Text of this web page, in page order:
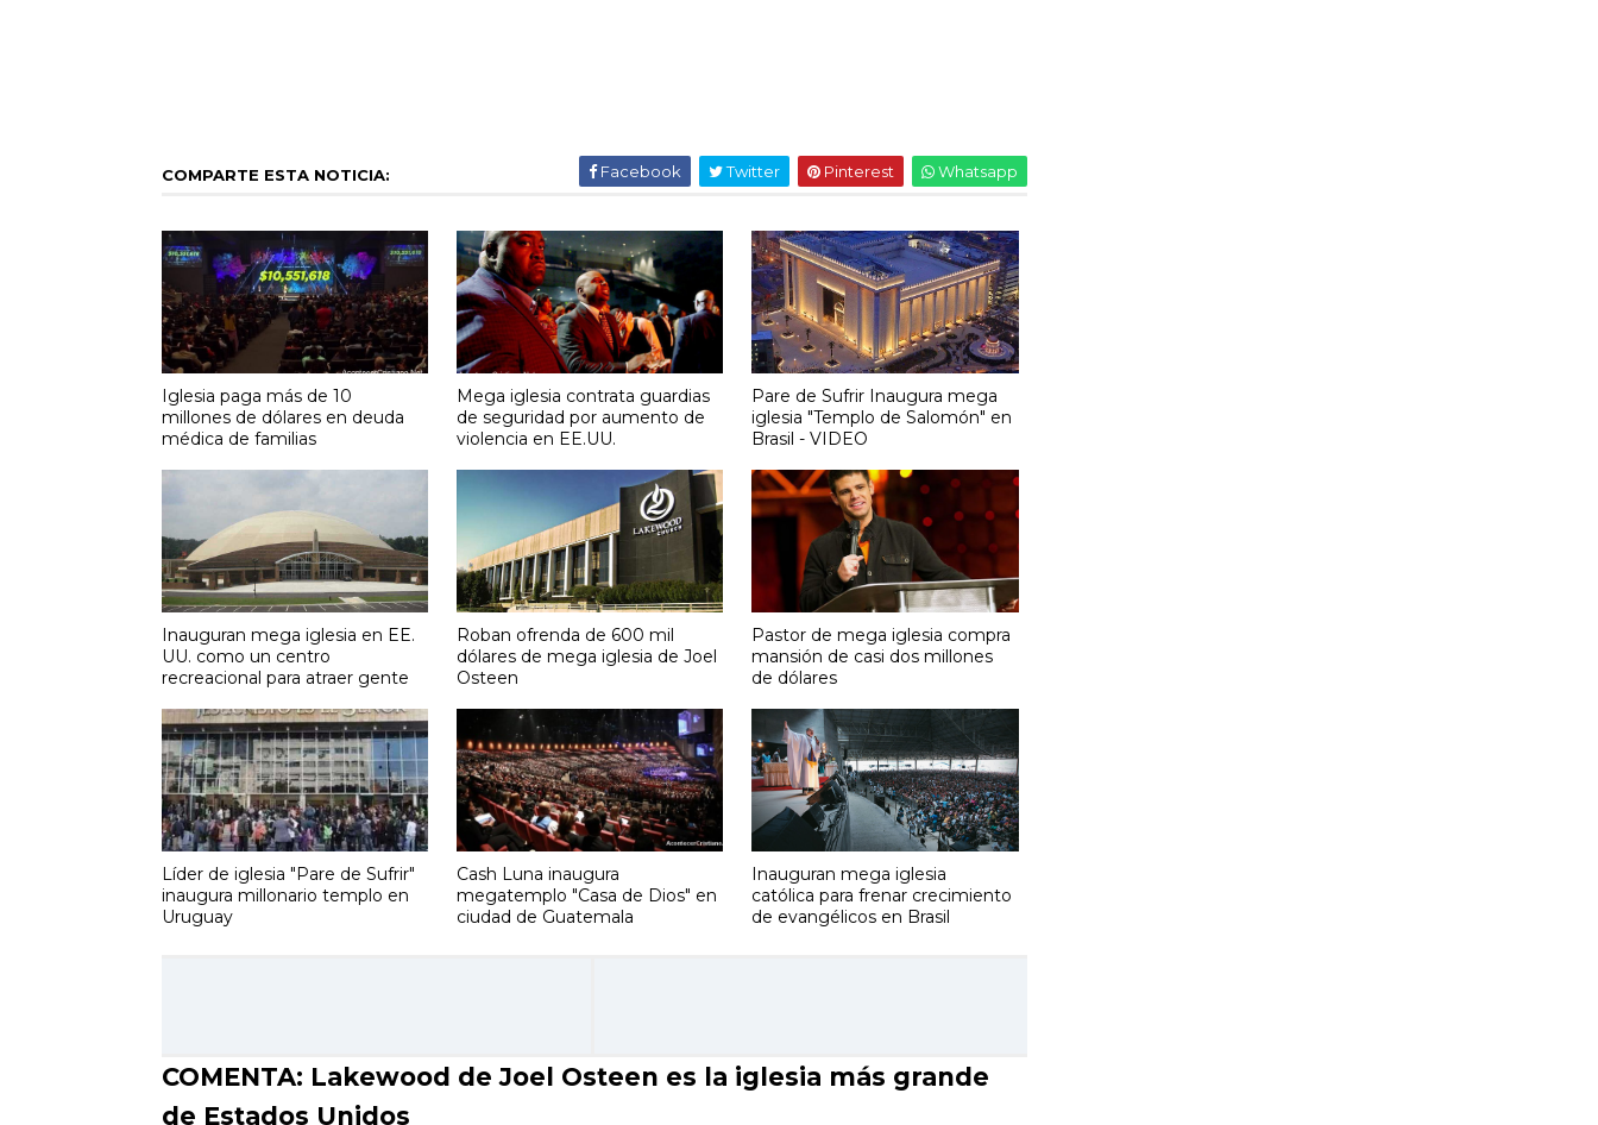
COMPARTE ESTA NOTICIA: Facebook Twitter Pinterest Whatsapp
Iglesia paga más de 10
millones de dólares en deuda
médica de familias
Mega iglesia contrata guardias
de seguridad por aumento de
violencia en EE.UU.
Pare de Sufrir Inaugura mega
iglesia "Templo de Salomón" en
Brasil - VIDEO
Inauguran mega iglesia en EE.
UU. como un centro
recreacional para atraer gente
Roban ofrenda de 600 mil
dólares de mega iglesia de Joel
Osteen
Pastor de mega iglesia compra
mansión de casi dos millones
de dólares
Líder de iglesia "Pare de Sufrir"
inaugura millonario templo en
Uruguay
Cash Luna inaugura
megatemplo "Casa de Dios" en
ciudad de Guatemala
Inauguran mega iglesia
católica para frenar crecimiento
de evangélicos en Brasil
COMENTA: Lakewood de Joel Osteen es la iglesia más grande
de Estados Unidos